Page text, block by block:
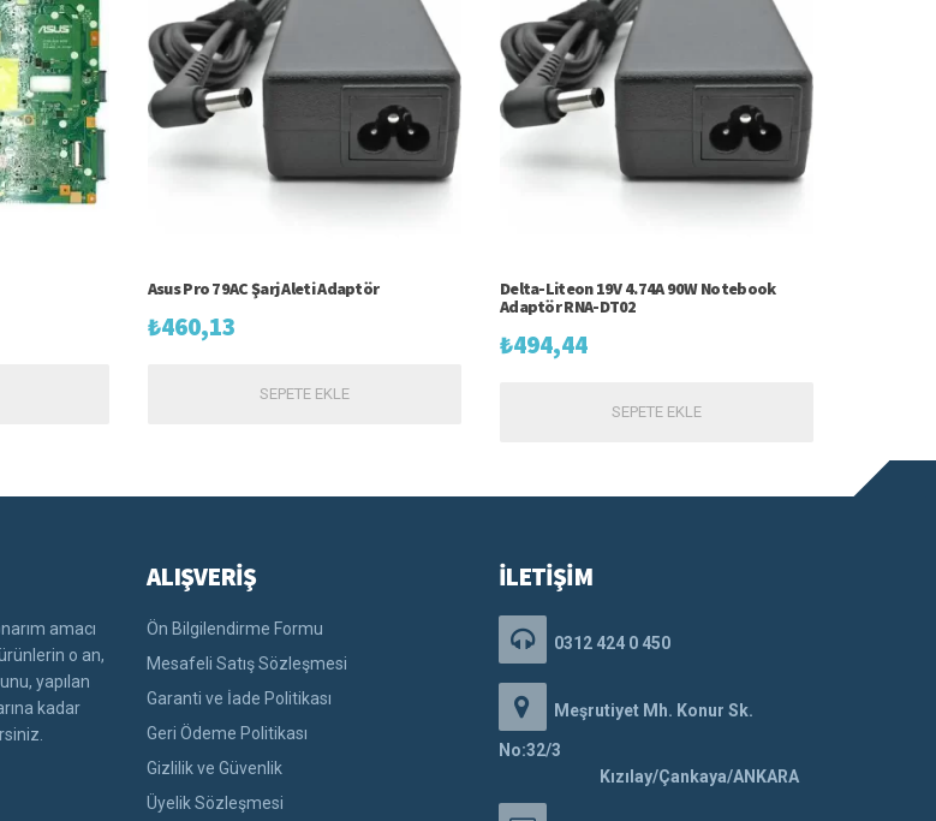
Asus Pro 79AC Şarj Aleti Adaptör
₺460,13
SEPETE EKLE
Delta-Liteon 19V 4.74A 90W Notebook
Adaptör RNA-DT02
₺494,44
SEPETE EKLE
amacı
o an,
yapılan
kadar
ALIŞVERİŞ
Ön Bilgilendirme Formu
Mesafeli Satış Sözleşmesi
Garanti ve İade Politikası
Geri Ödeme Politikası
Gizlilik ve Güvenlik
Üyelik Sözleşmesi
İLETİŞİM
0312 424 0 450
Meşrutiyet Mh. Konur Sk.
No:32/3
Kızılay/Çankaya/ANKARA